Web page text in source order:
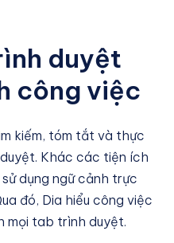
duyệt
công việc
kiếm, tóm tắt và thực
Khác các tiện ích
dụng ngữ cảnh trực
đó, Dia hiểu công việc
mọi tab trình duyệt.